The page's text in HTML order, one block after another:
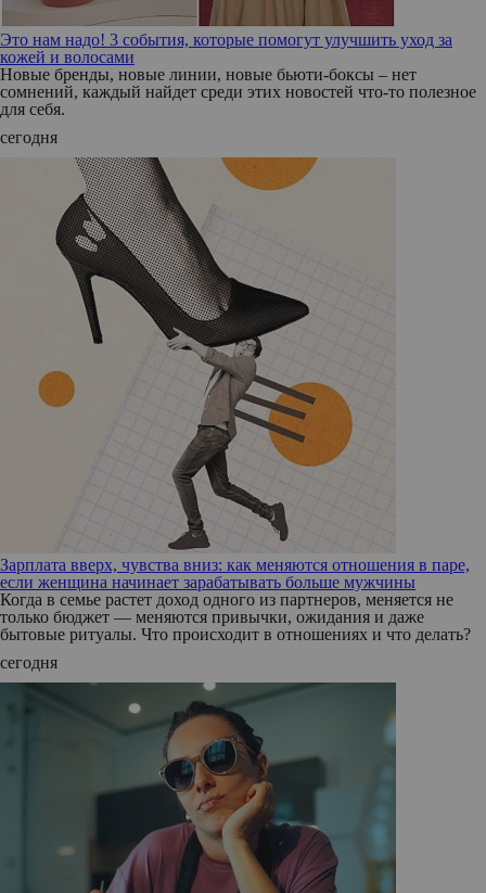
Это нам надо! 3 события, которые помогут улучшить уход за
кожей и волосами
Новые бренды, новые линии, новые бьюти-боксы – нет
сомнений, каждый найдет среди этих новостей что-то полезное
для себя.
сегодня
Зарплата вверх, чувства вниз: как меняются отношения в паре,
если женщина начинает зарабатывать больше мужчины
Когда в семье растет доход одного из партнеров, меняется не
только бюджет — меняются привычки, ожидания и даже
бытовые ритуалы. Что происходит в отношениях и что делать?
сегодня